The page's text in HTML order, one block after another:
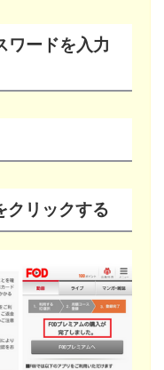
ードを入力
クリックする